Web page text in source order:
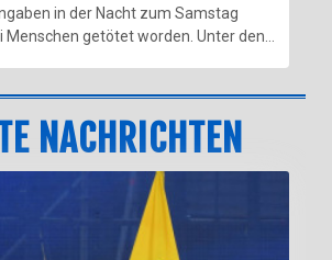
in der Nacht zum Samstag
Menschen getötet worden. Unter den
worden.
NACHRICHTEN